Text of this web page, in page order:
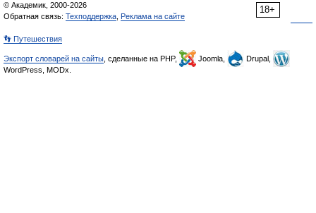
18+
© Академик, 2000-2026
Обратная связь: Техподдержка Реклама на сайте
👣 Путешествия
Экспорт словарей на сайты , сделанные на PHP, Joomla,
Drupal,
WordPress, MODx.